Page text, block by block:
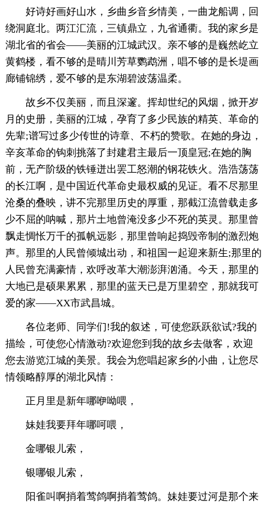
好诗好画好山水，乡曲乡音乡情美，一曲龙船调，回
绕洞庭北。两江汇流，三镇鼎立，九省通衢。我的家乡是
湖北省的省会——美丽的江城武汉。亲不够的是巍然屹立
黄鹤楼，看不够的是晴川芳草鹦鹉洲，唱不够的是长堤画
廊铺锦绣，爱不够的是东湖碧波荡温柔。
故乡不仅美丽，而且深邃。挥却世纪的风烟，掀开岁
月的史册，美丽的江城，孕育了多少民族的精英、革命的
先辈;谱写过多少传世的诗章、不朽的赞歌。在她的身边，
辛亥革命的钩刺挑落了封建君主最后一顶皇冠;在她的胸
前，无产阶级的铁锤迸出罢工怒潮的钢花铁火。浩浩荡荡
的长江啊，是中国近代革命史最权威的见证。看不尽那里
沧桑的叠映，讲不完那里历史的厚重，那截江流曾载走多
少不屈的呐喊，那片土地曾淹没多少不死的英灵。那里曾
飘走惆怅万千的孤帆远影，那里曾响起捣毁帝制的激烈炮
声。那里的人民曾倾城出动，和祖国一起迎来新生;那里的
人民曾充满豪情，欢呼改革大潮澎湃汹涌。今天，那里的
大地已是硕果累累，那里的蓝天已是万里碧空，那就我可
爱的家——XX市武昌城。
各位老师、同学们!我的叙述，可使您跃跃欲试?我的
描绘，可使您心情激动?欢迎您到我的故乡去做客，欢迎
您去游览江城的美景。我会为您唱起家乡的小曲，让您尽
情领略醇厚的湖北风情：
正月里是新年哪咿呦喂，
妹娃我要拜年哪呵喂，
金哪银儿索，
银哪银儿索，
阳雀叫啊捎着莺鸽啊捎着莺鸽。妹娃要过河是那个来